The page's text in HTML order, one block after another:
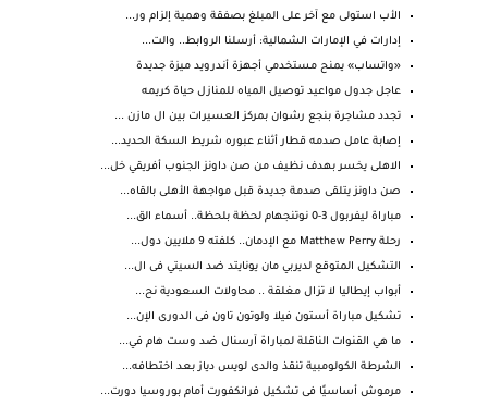
الأب استولى مع آخر على المبلغ بصفقة وهمية إلزام ور...
إدارات في الإمارات الشمالية: أرسلنا الروابط.. والت...
«واتساب» يمنح مستخدمي أجهزة أندرويد ميزة جديدة
عاجل جدول مواعيد توصيل المياه للمنازل حياة كريمه
تجدد مشاجرة بنجع رشوان بمركز العسيرات بين ال مازن ...
إصابة عامل صدمه قطار أثناء عبوره شريط السكة الحديد...
الاهلى يخسر بهدف نظيف من صن داونز الجنوب أفريقي خل...
صن داونز يتلقى صدمة جديدة قبل مواجهة الأهلى بالقاه...
مباراة ليفربول 3-0 نوتنجهام لحظة بلحظة.. أسماء الق...
رحلة Matthew Perry مع الإدمان.. كلفته 9 ملايين دول...
التشكيل المتوقع لديربي مان يونايتد ضد السيتي فى ال...
أبواب إيطاليا لا تزال مغلقة .. محاولات السعودية نح...
تشكيل مباراة أستون فيلا ولوتون تاون فى الدورى الإن...
ما هي القنوات الناقلة لمباراة آرسنال ضد وست هام في...
الشرطة الكولومبية تنقذ والدى لويس دياز بعد اختطافه...
مرموش أساسيًا فى تشكيل فرانكفورت أمام بوروسيا دورت...